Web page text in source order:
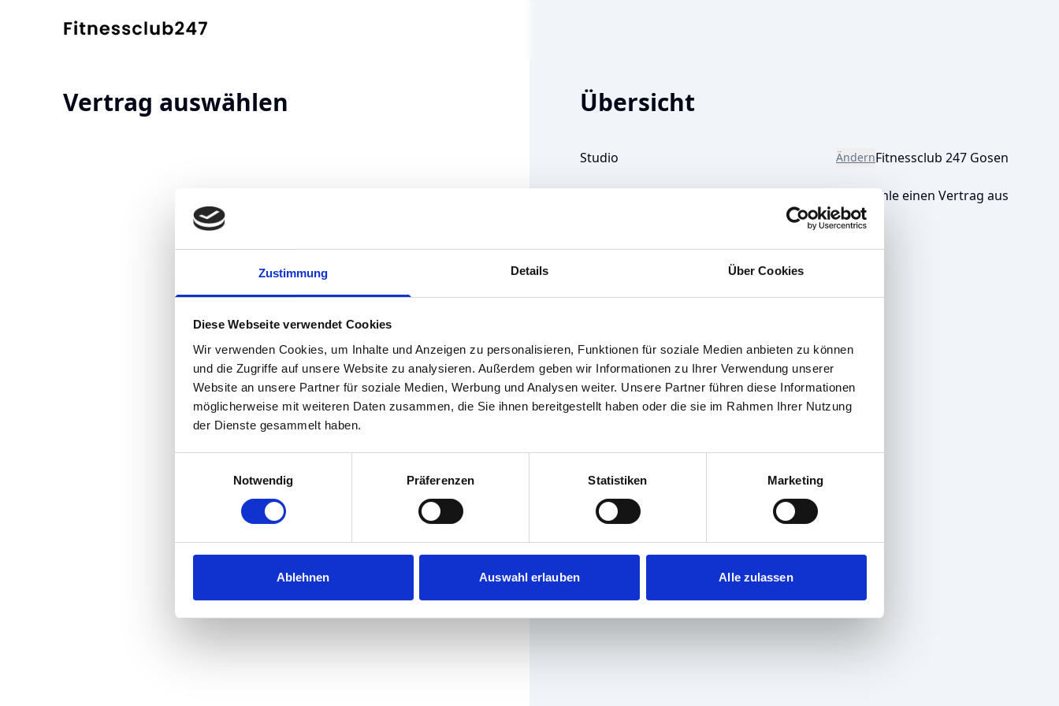
Zustimmung Details Über Cookies
Diese Webseite verwendet Cookies
Wir verwenden Cookies, um Inhalte und Anzeigen zu personalisieren, Funktionen für soziale Medien anbieten zu können
und die Zugriffe auf unsere Website zu analysieren. Außerdem geben wir Informationen zu Ihrer Verwendung unserer
Website an unsere Partner für soziale Medien, Werbung und Analysen weiter. Unsere Partner führen diese Informationen
möglicherweise mit weiteren Daten zusammen, die Sie ihnen bereitgestellt haben oder die sie im Rahmen Ihrer Nutzung
der Dienste gesammelt haben.
Notwendig
Präferenzen Statistiken Marketing
Ablehnen Auswahl erlauben Alle zulassen
Vertrag auswählen Übersicht
Studio ÄndernFitnessclub 247 Gosen
Bitte wähle einen Vertrag aus